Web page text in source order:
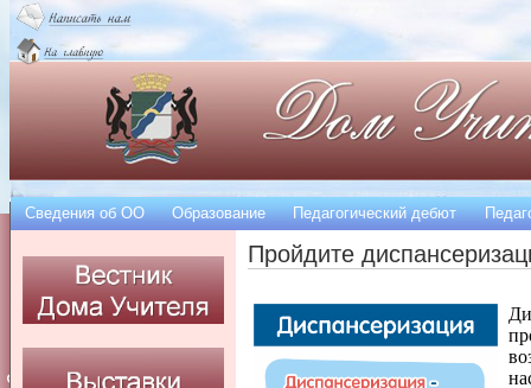
Пройдите
Сведения об OO Образование Педагогический дебют